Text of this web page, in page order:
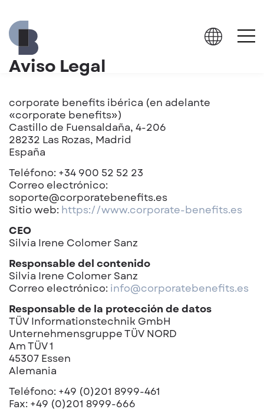
Aviso Legal
corporate benefits ibérica (en adelante
«corporate benefits»)
Castillo de Fuensaldaña, 4-206
28232 Las Rozas, Madrid
España
Teléfono: +34 900 52 52 23
Correo electrónico:
soporte@corporatebenefits.es
Sitio web: https://www.corporate-benefits.es
CEO
Silvia Irene Colomer Sanz
Responsable del contenido
Silvia Irene Colomer Sanz
Correo electrónico: info@corporatebenefits.es
Responsable de la protección de datos
TÜV Informationstechnik GmbH
Unternehmensgruppe TÜV NORD
Am TÜV 1
45307 Essen
Alemania
Teléfono: +49 (0)201 8999-461
Fax: +49 (0)201 8999-666